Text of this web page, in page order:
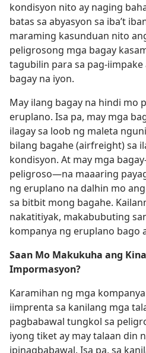
kondisyon nito ay naging
batas sa abyasyon sa iba’t
maraming kasunduan nito
peligrosong mga bagay
tagubilin para sa pag-
bagay na iyon.
May ilang bagay na hindi mo
eruplano. Isa pa, may mga
ilagay sa loob ng maleta
bilang bagahe (airfreight) sa
kondisyon. At may mga
peligroso—​na maaaring
ng eruplano na dalhin mo
sa bitbit mong bagahe.
nakatitiyak, makabubuting
kompanya ng eruplano bago
Saan Mo Makukuha ang
Impormasyon?
Karamihan ng mga
iimprenta sa kanilang mga
pagbabawal tungkol sa
iyong tiket ay may talaan din
ipinagbabawal. Isa pa, sa